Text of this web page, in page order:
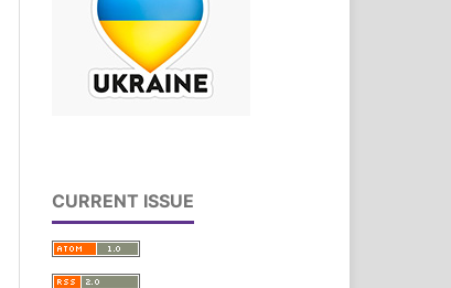
CURRENT ISSUE